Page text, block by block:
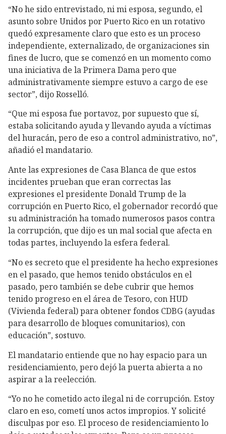
“No he sido entrevistado, ni mi esposa, segundo, el
asunto sobre Unidos por Puerto Rico en un rotativo
quedó expresamente claro que esto es un proceso
independiente, externalizado, de organizaciones sin
fines de lucro, que se comenzó en un momento como
una iniciativa de la Primera Dama pero que
administrativamente siempre estuvo a cargo de ese
sector”, dijo Rosselló.
“Que mi esposa fue portavoz, por supuesto que sí,
estaba solicitando ayuda y llevando ayuda a víctimas
del huracán, pero de eso a control administrativo, no”,
añadió el mandatario.
Ante las expresiones de Casa Blanca de que estos
incidentes prueban que eran correctas las
expresiones el presidente Donald Trump de la
corrupción en Puerto Rico, el gobernador recordó que
su administración ha tomado numerosos pasos contra
la corrupción, que dijo es un mal social que afecta en
todas partes, incluyendo la esfera federal.
“No es secreto que el presidente ha hecho expresiones
en el pasado, que hemos tenido obstáculos en el
pasado, pero también se debe cubrir que hemos
tenido progreso en el área de Tesoro, con HUD
(Vivienda federal) para obtener fondos CDBG (ayudas
para desarrollo de bloques comunitarios), con
educación”, sostuvo.
El mandatario entiende que no hay espacio para un
residenciamiento, pero dejó la puerta abierta a no
aspirar a la reelección.
“Yo no he cometido acto ilegal ni de corrupción. Estoy
claro en eso, cometí unos actos impropios. Y solicité
disculpas por eso. El proceso de residenciamiento lo